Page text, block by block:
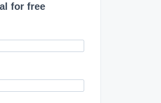
for free